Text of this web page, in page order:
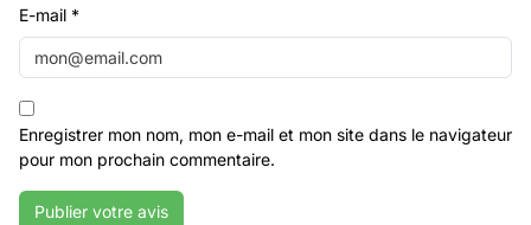
E-mail *
Enregistrer mon nom, mon e-mail et mon site dans le navigateur
pour mon prochain commentaire.